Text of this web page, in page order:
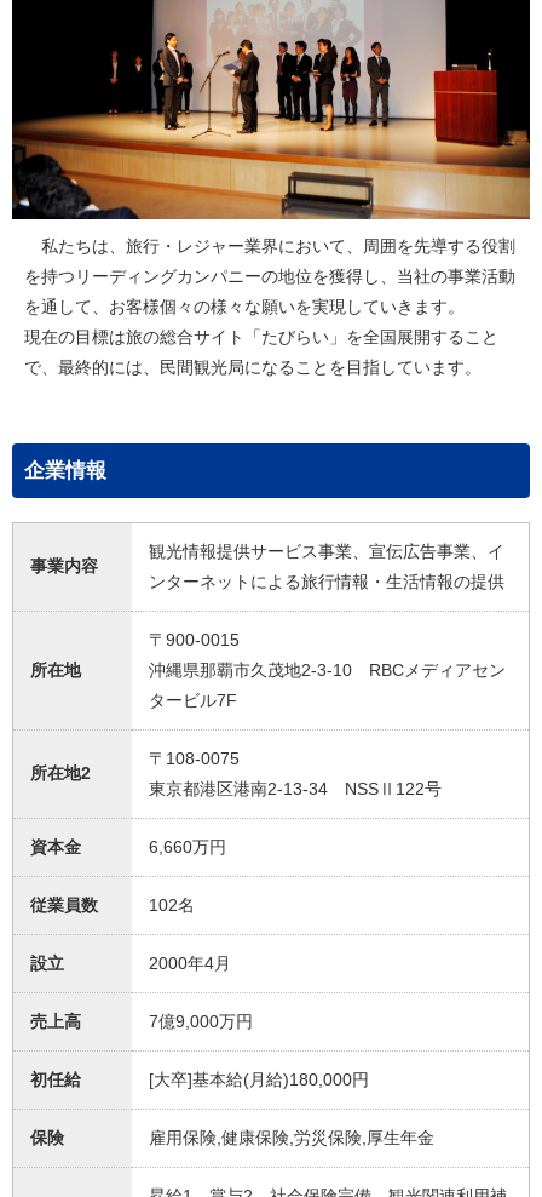
私たちは、旅行・レジャー業界において、周囲を先導する役割
を持つリーディングカンパニーの地位を獲得し、当社の事業活動
を通して、お客様個々の様々な願いを実現していきます。
現在の目標は旅の総合サイト「たびらい」を全国展開すること
で、最終的には、民間観光局になることを目指しています。
企業情報
事業内容
観光情報提供サービス事業、宣伝広告事業、イ
ンターネットによる旅行情報・生活情報の提供
所在地
〒900-0015
沖縄県那覇市久茂地2-3-10 RBCメディアセン
タービル7F
所在地2
〒108-0075
東京都港区港南2-13-34 NSSⅡ122号
資本金 6,660万円
従業員数 102名
設立 2000年4月
売上高 7億9,000万円
初任給 [大卒]基本給(月給)180,000円
保険 雇用保険,健康保険,労災保険,厚生年金